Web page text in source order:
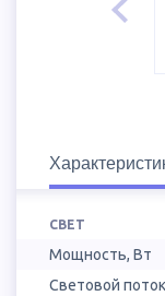
СВЕТ
Мощность, Вт
Световой